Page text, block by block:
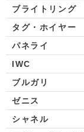
ブライトリング
タグ・ホイヤー
パネライ
IWC
ブルガリ
ゼニス
シャネル